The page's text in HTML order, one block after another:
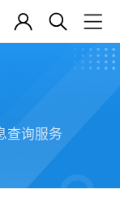
查询服务